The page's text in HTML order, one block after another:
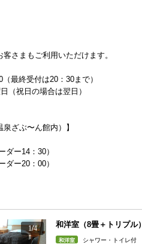
さまもご利用いただけます。
最終受付は20：30まで）
祝日の場合は翌日）
ざぶ〜ん館内）】
ダー14：30）
ダー20：00）
1/4 和洋室（8畳＋トリプル）
和洋室 シャワー・トイレ付